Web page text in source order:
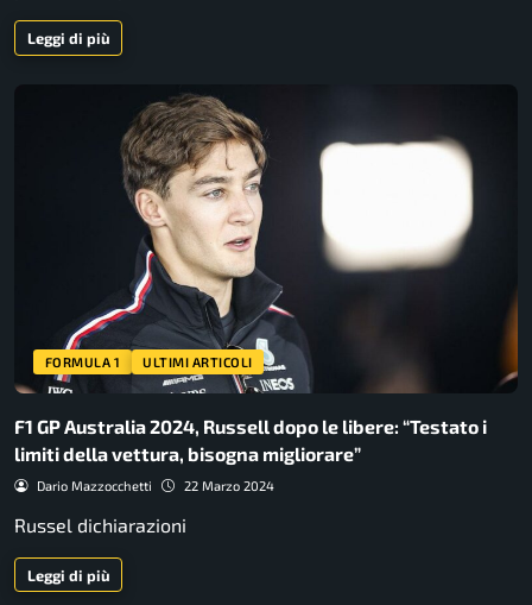
Leggi di più
FORMULA 1 ULTIMI ARTICOLI
F1 GP Australia 2024, Russell dopo le libere: “Testato i
limiti della vettura, bisogna migliorare”
Dario Mazzocchetti 22 Marzo 2024
Russel dichiarazioni
Leggi di più